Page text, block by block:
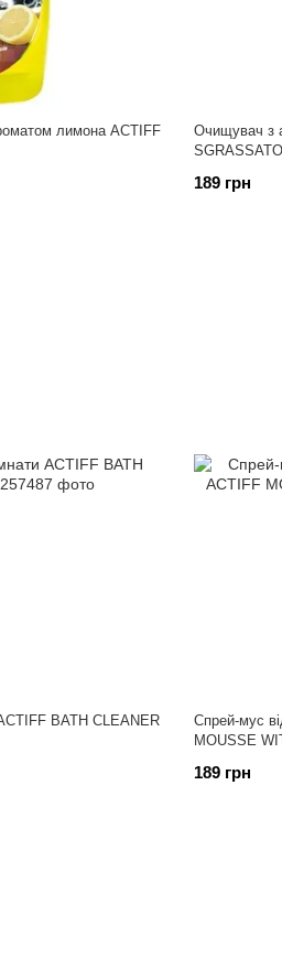
лимона ACTIFF
Очищувач з
189 грн
BATH CLEANER
Спрей-мус
MOUSSE
189 грн